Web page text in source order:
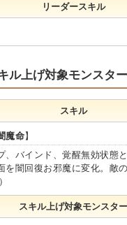
リーダースキル
ル上げ対象モンスター
スキル
魔命】
、バインド、覚醒無効状態
を闇回復お邪魔に変化。敵
スキル上げ対象モンスター